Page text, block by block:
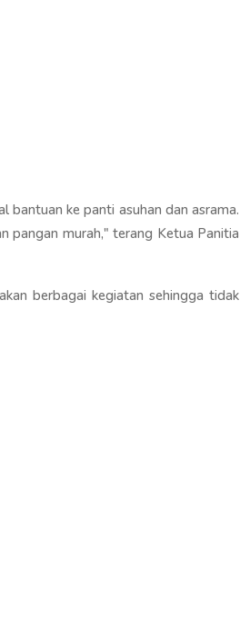
bantuan ke panti asuhan dan asrama.
pangan murah," terang Ketua Panitia
berbagai kegiatan sehingga tidak